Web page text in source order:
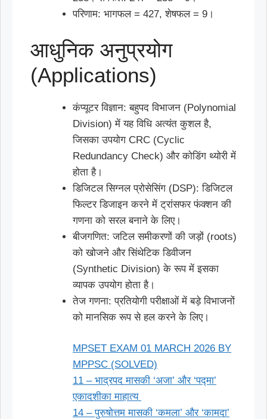
परिणाम: भागफल = 427, शेषफल = 9।
आधुनिक अनुप्रयोग
(Applications)
कंप्यूटर विज्ञान: बहुपद विभाजन (Polynomial
Division) में यह विधि अत्यंत कुशल है,
जिसका उपयोग CRC (Cyclic
Redundancy Check) और कोडिंग थ्योरी में
होता है।
डिजिटल सिग्नल प्रोसेसिंग (DSP): डिजिटल
फिल्टर डिजाइन करने में ट्रांसफर फंक्शन की
गणना को सरल बनाने के लिए।
बीजगणित: जटिल समीकरणों की जड़ों (roots)
को खोजने और सिंथेटिक डिवीजन
(Synthetic Division) के रूप में इसका
व्यापक उपयोग होता है।
तेज गणना: प्रतियोगी परीक्षाओं में बड़े विभाजनों
को मानसिक रूप से हल करने के लिए।
MPSET EXAM 01 MARCH 2026 BY
MPPSC (SOLVED)
11 – भाद्रपद मासकी ‘अजा’ और ‘पद्मा’
एकादशीका माहात्य
14 – पुरुषोत्तम मासकी ‘कमला’ और ‘कामदा’